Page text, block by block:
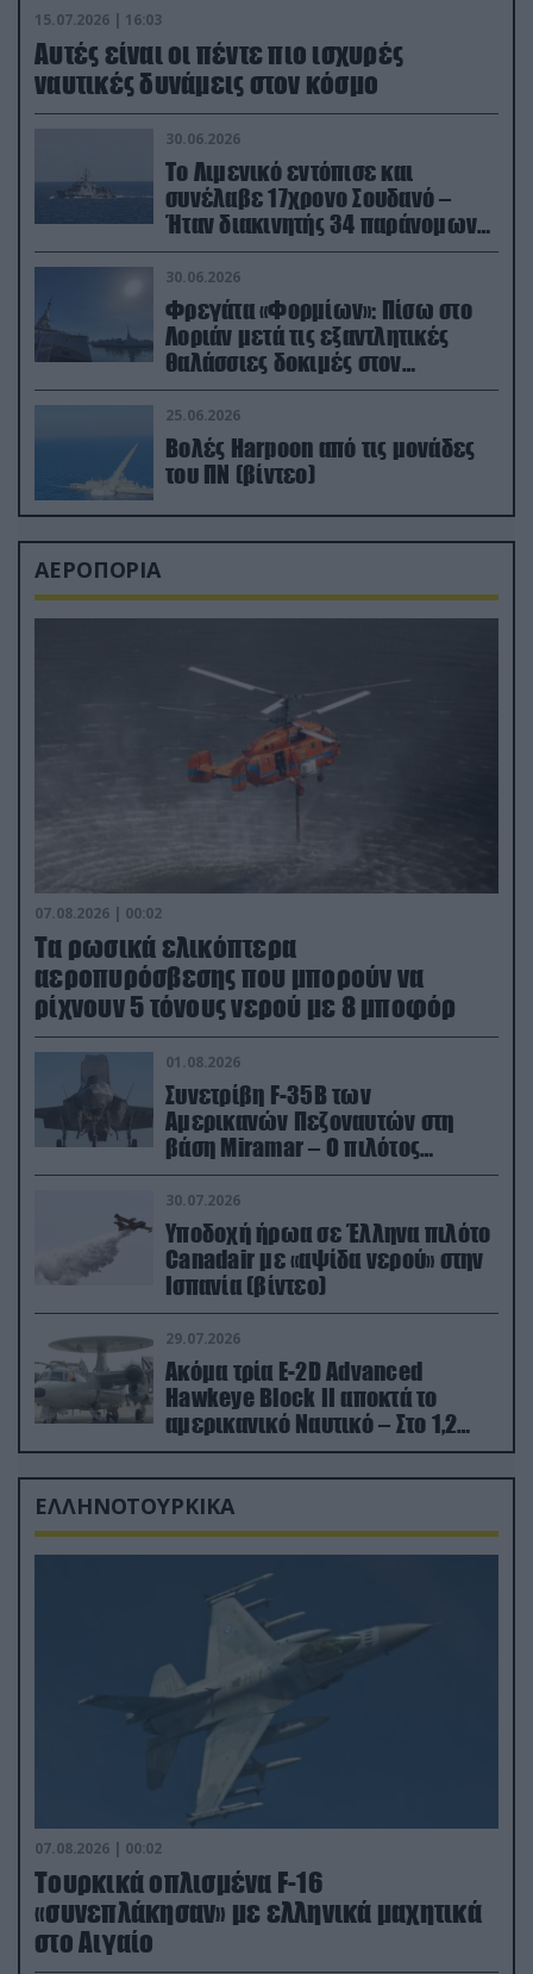
15.07.2026 | 16:03
Aυτές είναι οι πέντε πιο ισχυρές
ναυτικές δυνάμεις στον κόσμο
30.06.2026
Το Λιμενικό εντόπισε και
συνέλαβε 17χρονο Σουδανό –
Ήταν διακινητής 34 παράνομων
μεταναστών
30.06.2026
Φρεγάτα «Φορμίων»: Πίσω στο
Λοριάν μετά τις εξαντλητικές
θαλάσσιες δοκιμές στον
απαιτητικό Βισκαϊκό
25.06.2026
Βολές Harpoon από τις μονάδες
του ΠΝ (βίντεο)
ΑΕΡΟΠΟΡΙΑ
07.08.2026 | 00:02
Τα ρωσικά ελικόπτερα
αεροπυρόσβεσης που μπορούν να
ρίχνουν 5 τόνους νερού με 8 μποφόρ
01.08.2026
Συνετρίβη F-35B των
Αμερικανών Πεζοναυτών στη
βάση Miramar – Ο πιλότος
εκτινάχθηκε εγκαίρως
30.07.2026
Υποδοχή ήρωα σε Έλληνα πιλότο
Canadair με «αψίδα νερού» στην
Ισπανία (βίντεο)
29.07.2026
Ακόμα τρία E-2D Advanced
Hawkeye Block II αποκτά το
αμερικανικό Ναυτικό – Στο 1,2
δισ.δολάρια το κόστος
ΕΛΛΗΝΟΤΟΥΡΚΙΚΑ
07.08.2026 | 00:02
Τουρκικά οπλισμένα F-16
«συνεπλάκησαν» με ελληνικά μαχητικά
στο Αιγαίο